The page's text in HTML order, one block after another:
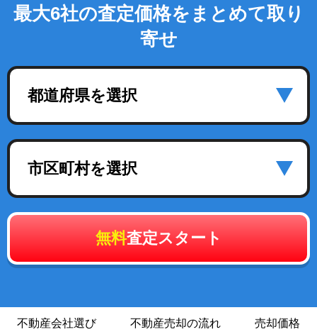
最大6社の査定価格をまとめて取り
寄せ
都道府県を選択
市区町村を選択
無料査定スタート
不動産会社選び 不動産売却の流れ 売却価格